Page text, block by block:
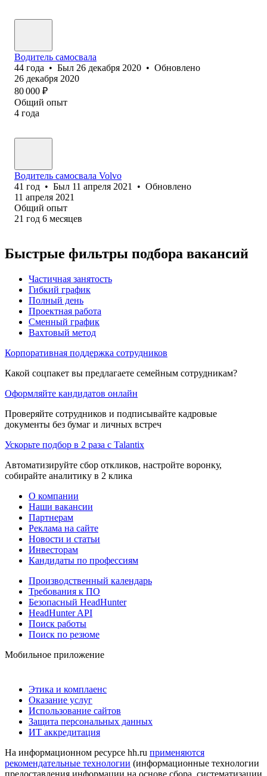
Водитель самосвала
44 года • Был 26 декабря 2020 • Обновлено
26 декабря 2020
80 000 ₽
Общий опыт
4 года
Водитель самосвала Volvo
41 год • Был 11 апреля 2021 • Обновлено
11 апреля 2021
Общий опыт
21 год 6 месяцев
Быстрые фильтры подбора вакансий
Частичная занятость
Гибкий график
Полный день
Проектная работа
Сменный график
Вахтовый метод
Корпоративная поддержка сотрудников
Какой соцпакет вы предлагаете семейным сотрудникам?
Оформляйте кандидатов онлайн
Проверяйте сотрудников и подписывайте кадровые
документы без бумаг и личных встреч
Ускорьте подбор в 2 раза с Talantix
Автоматизируйте сбор откликов, настройте воронку,
собирайте аналитику в 2 клика
О компании
Наши вакансии
Партнерам
Реклама на сайте
Новости и статьи
Инвесторам
Кандидаты по профессиям
Производственный календарь
Требования к ПО
Безопасный HeadHunter
HeadHunter API
Поиск работы
Поиск по резюме
Мобильное приложение
Этика и комплаенс
Оказание услуг
Использование сайтов
Защита персональных данных
ИТ аккредитация
На информационном ресурсе hh.ru применяются
рекомендательные технологии (информационные технологии
предоставления информации на основе сбора, систематизации